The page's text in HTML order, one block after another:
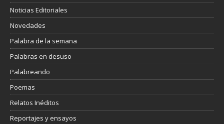
Noticias Editoriales
Novedades
Palabra de la semana
Palabras en desuso
Palabreando
Poemas
Relatos Inéditos
Reportajes y ensayos